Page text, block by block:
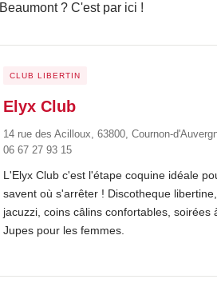
Beaumont ? C'est par ici !
CLUB LIBERTIN
Elyx Club
14 rue des Acilloux, 63800, Cournon-
06 67 27 93 15
L'Elyx Club c'est l'étape coquine idéale
savent où s'arrêter ! Discotheque
jacuzzi, coins câlins confortables, soirées
Jupes pour les femmes.